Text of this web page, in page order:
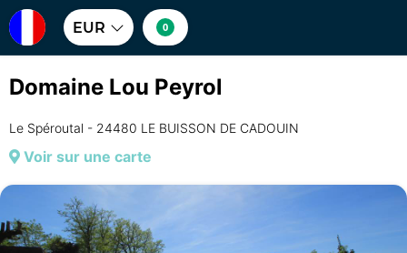
EUR 0
Domaine Lou Peyrol
Le Spéroutal - 24480 LE BUISSON DE CADOUIN
Voir sur une carte